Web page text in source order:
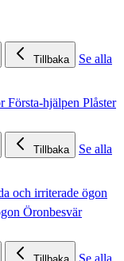
Tillbaka
Se alla
Första-hjälpen Plåster
Tillbaka
Se alla
och irriterade ögon
Öronbesvär